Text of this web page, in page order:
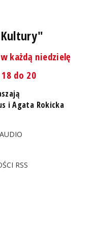
każdą niedzielę
do 20
i Agata Rokicka
RSS